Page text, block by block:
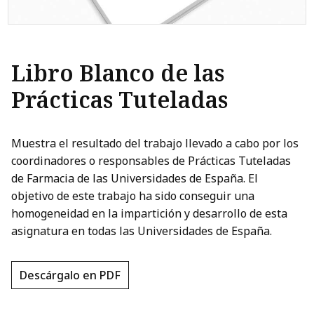
Libro Blanco de las
Prácticas Tuteladas
Muestra el resultado del trabajo llevado a cabo por los
coordinadores o responsables de Prácticas Tuteladas
de Farmacia de las Universidades de España. El
objetivo de este trabajo ha sido conseguir una
homogeneidad en la impartición y desarrollo de esta
asignatura en todas las Universidades de España.
Descárgalo en PDF